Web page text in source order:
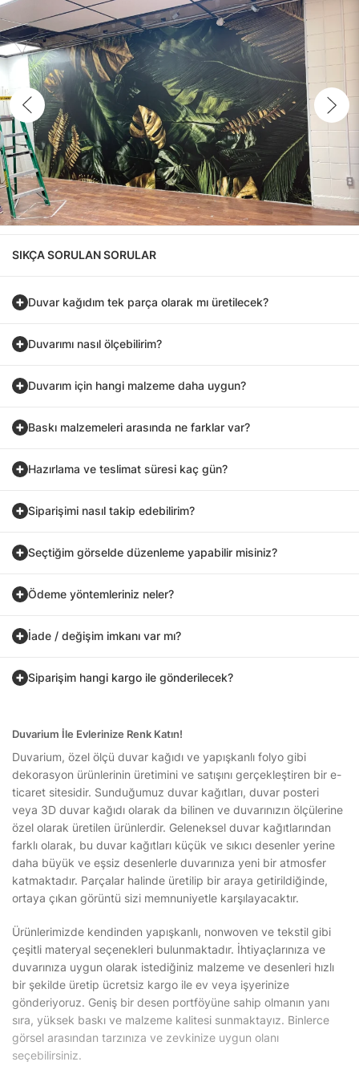
SIKÇA SORULAN SORULAR
Duvar kağıdım tek parça olarak mı üretilecek?
Duvarımı nasıl ölçebilirim?
Duvarım için hangi malzeme daha uygun?
Baskı malzemeleri arasında ne farklar var?
Hazırlama ve teslimat süresi kaç gün?
Siparişimi nasıl takip edebilirim?
Seçtiğim görselde düzenleme yapabilir misiniz?
Ödeme yöntemleriniz neler?
İade / değişim imkanı var mı?
Siparişim hangi kargo ile gönderilecek?
Duvarium İle Evlerinize Renk Katın!
Duvarium, özel ölçü duvar kağıdı ve yapışkanlı folyo gibi
dekorasyon ürünlerinin üretimini ve satışını gerçekleştiren bir e-
ticaret sitesidir. Sunduğumuz duvar kağıtları, duvar posteri
veya 3D duvar kağıdı olarak da bilinen ve duvarınızın ölçülerine
özel olarak üretilen ürünlerdir. Geleneksel duvar kağıtlarından
farklı olarak, bu duvar kağıtları küçük ve sıkıcı desenler yerine
daha büyük ve eşsiz desenlerle duvarınıza yeni bir atmosfer
katmaktadır. Parçalar halinde üretilip bir araya getirildiğinde,
ortaya çıkan görüntü sizi memnuniyetle karşılayacaktır.
Ürünlerimizde kendinden yapışkanlı, nonwoven ve tekstil gibi
çeşitli materyal seçenekleri bulunmaktadır. İhtiyaçlarınıza ve
duvarınıza uygun olarak istediğiniz malzeme ve desenleri hızlı
bir şekilde üretip ücretsiz kargo ile ev veya işyerinize
gönderiyoruz. Geniş bir desen portföyüne sahip olmanın yanı
sıra, yüksek baskı ve malzeme kalitesi sunmaktayız. Binlerce
görsel arasından tarzınıza ve zevkinize uygun olanı
seçebilirsiniz.